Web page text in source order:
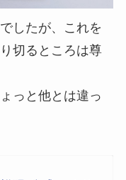
でしたが、これを
切るところは尊
っと他とは違っ